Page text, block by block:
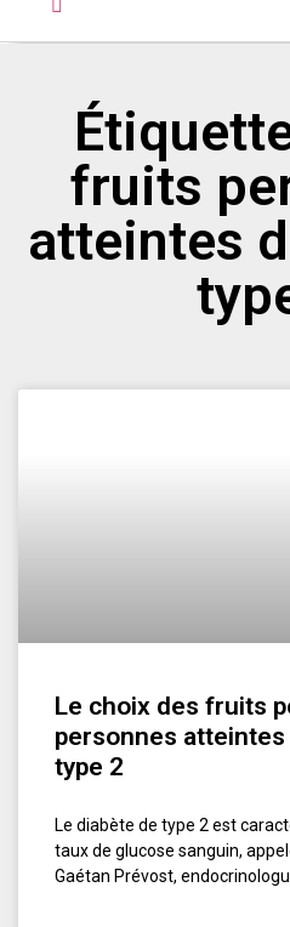
fruits
atteintes
Le choix des fruits
personnes
type 2
Le diabète de type 2 est
taux de glucose sanguin,
Gaétan Prévost,